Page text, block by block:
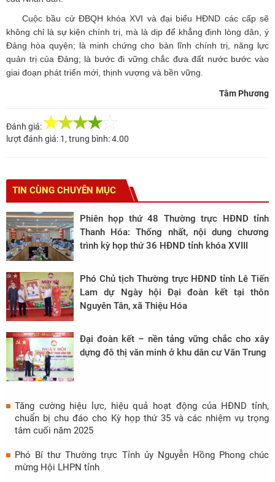
Cuộc bầu cử ĐBQH khóa XVI và đại biểu HĐND các cấp sẽ
không chỉ là sự kiện chính trị, mà là dịp để khẳng định lòng dân, ý
Đảng hòa quyện; là minh chứng cho bản lĩnh chính trị, năng lực
quản trị của Đảng; là bước đi vững chắc đưa đất nước bước vào
giai đoạn phát triển mới, thịnh vượng và bền vững.
Tâm Phương
Đánh giá:
lượt đánh giá: 1 , trung bình:4.00
TIN CÙNG CHUYÊN MỤC
Phiên họp thứ 48 Thường trực HĐND tỉnh
Thanh Hóa: Thống nhất, nội dung chương
trình kỳ họp thứ 36 HĐND tỉnh khóa XVIII
Phó Chủ tịch Thường trực HĐND tỉnh Lê Tiến
Lam dự Ngày hội Đại đoàn kết tại thôn
Nguyên Tân, xã Thiệu Hóa
Đại đoàn kết – nền tảng vững chắc cho xây
dựng đô thị văn minh ở khu dân cư Văn Trung
Tăng cường hiệu lực, hiệu quả hoạt động của HĐND tỉnh,
chuẩn bị chu đáo cho Kỳ họp thứ 35 và các nhiệm vụ trọng
tâm cuối năm 2025
Phó Bí thư Thường trực Tỉnh ủy Nguyễn Hồng Phong chúc
mừng Hội LHPN tỉnh